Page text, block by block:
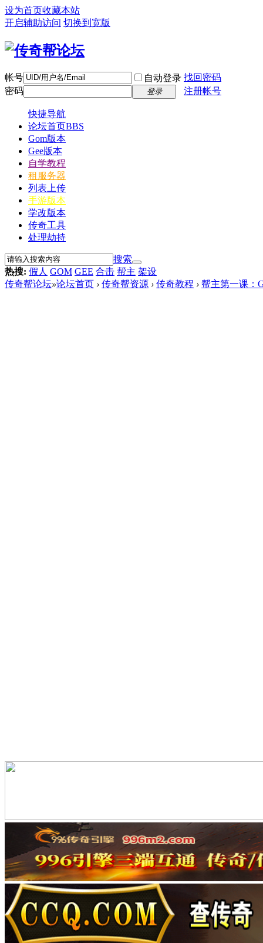
设为首页收藏本站
开启辅助访问 切换到宽版
帐号 自动登录 找回密码
密码
登录 注册帐号
快捷导航
论坛首页BBS
Gom版本
Gee版本
自学教程
租服务器
列表上传
手游版本
学改版本
传奇工具
处理劫持
搜索
热搜: 假人 GOM GEE 合击 帮主 架设
传奇帮论坛»论坛首页 › 传奇帮资源 › 传奇教程 › 帮主第一课：